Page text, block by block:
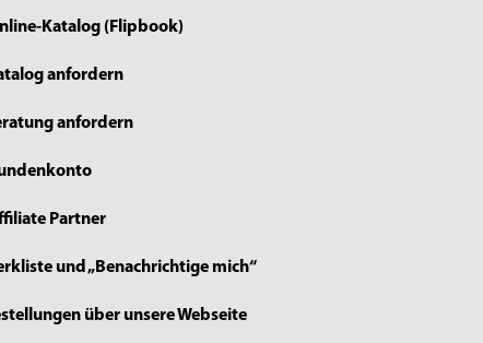
Katalog (Flipbook)
anfordern
anfordern
Partner
und „Benachrichtige mich“
über unsere Webseite